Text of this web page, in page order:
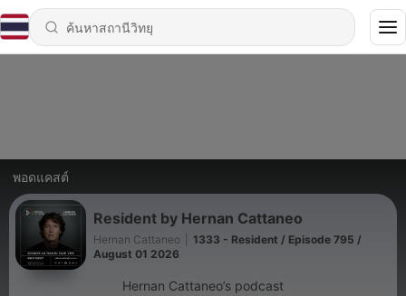
พอดแคสต์
Resident by Hernan Cattaneo
Hernan Cattaneo
1333 - Resident / Episode 795 /
August 01 2026
Hernan Cattaneo’s podcast